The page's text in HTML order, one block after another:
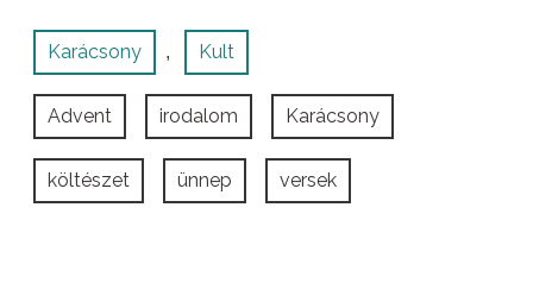
Karácsony , Kult
Advent irodalom Karácsony
költészet ünnep versek